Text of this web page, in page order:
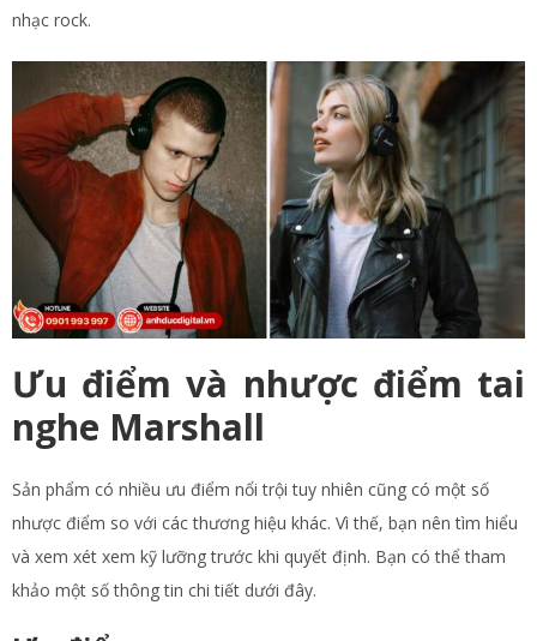
nhạc rock.
Ưu điểm và nhược điểm tai
nghe Marshall
Sản phẩm có nhiều ưu điểm nổi trội tuy nhiên cũng có một số
nhược điểm so với các thương hiệu khác. Vì thế, bạn nên tìm hiểu
và xem xét xem kỹ lưỡng trước khi quyết định. Bạn có thể tham
khảo một số thông tin chi tiết dưới đây.